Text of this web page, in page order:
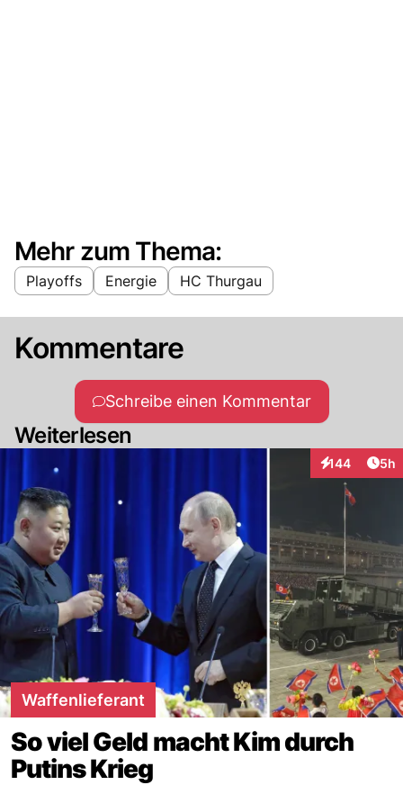
Mehr zum Thema:
Playoffs Energie HC Thurgau
Kommentare
Schreibe einen Kommentar
Weiterlesen
144
Interaktionen
5h
Waffenlieferant
So viel Geld macht Kim durch
Putins Krieg